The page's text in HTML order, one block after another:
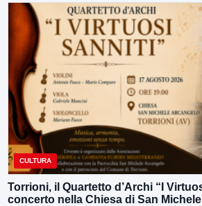
CULTURA
Torrioni, il Quartetto d’Archi “I
concerto nella Chiesa di San